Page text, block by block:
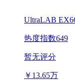
UltraLAB
热度指数649
暂无评分
￥ 13.65万